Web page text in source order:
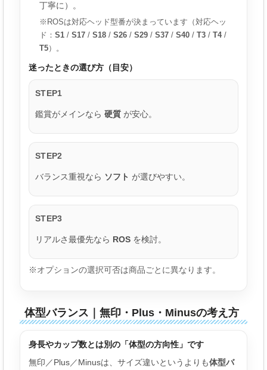
丁寧に）。
※ROSは対応ヘッド型番が決まっています（対応ヘッ
ド： S1 / S17 / S18 / S26 / S29 / S37 / S40 / T3 / T4/
T5）。
迷ったときの選び方（目安）
STEP1
鑑賞がメインなら 硬質 が安心。
STEP2
バランス重視なら ソフト が選びやすい。
STEP3
リアルさ最優先なら ROS を検討。
※オプションの選択可否は商品ごとに異なります。
体型バランス｜無印・Plus・Minusの考え方
身長やカップ数とは別の「体型の方向性」です
無印／Plus／Minusは、サイズ違いというよりも体型バ